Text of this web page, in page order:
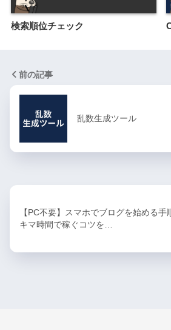
検索順位チェック
前の記事
乱数生成ツール
【PC不要】スマホでブログを始める手
キマ時間で稼ぐコツを…